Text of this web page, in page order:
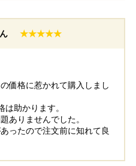
★★★★★
価格に惹かれて購入しまし
助かります。
ありませんでした。
ったので注文前に知れて良